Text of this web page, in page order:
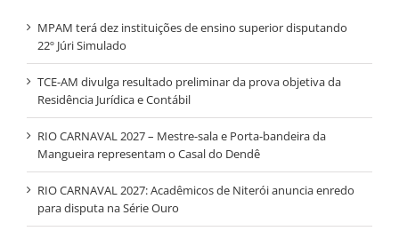
MPAM terá dez instituições de ensino superior disputando
22º Júri Simulado
TCE-AM divulga resultado preliminar da prova objetiva da
Residência Jurídica e Contábil
RIO CARNAVAL 2027 – Mestre-sala e Porta-bandeira da
Mangueira representam o Casal do Dendê
RIO CARNAVAL 2027: Acadêmicos de Niterói anuncia enredo
para disputa na Série Ouro